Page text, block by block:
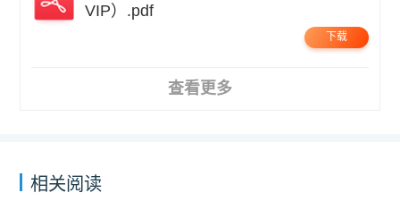
VIP）.pdf
下载
查看更多
相关阅读